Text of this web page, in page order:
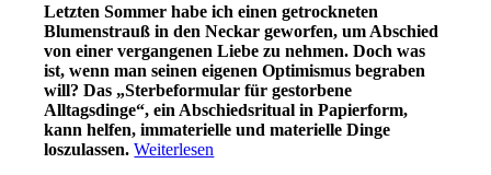
Letzten Sommer habe ich einen getrockneten
Blumenstrauß in den Neckar geworfen, um Abschied
von einer vergangenen Liebe zu nehmen. Doch was
ist, wenn man seinen eigenen Optimismus begraben
will? Das „Sterbeformular für gestorbene
Alltagsdinge“, ein Abschiedsritual in Papierform,
kann helfen, immaterielle und materielle Dinge
loszulassen. Weiterlesen